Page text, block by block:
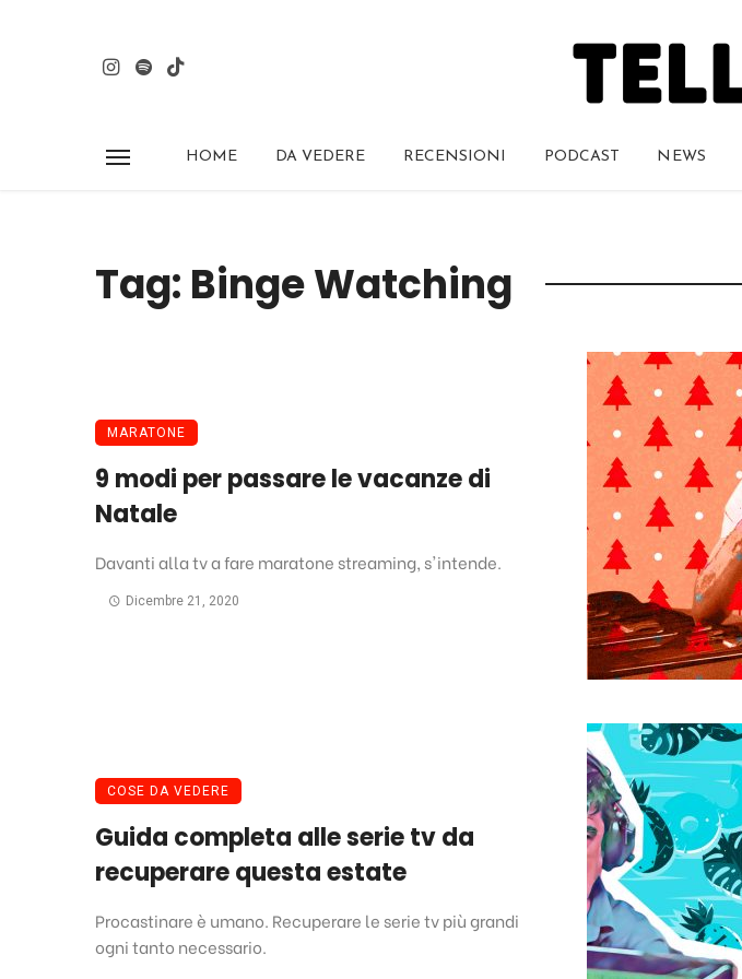
HOME DA VEDERE RECENSIONI PODCAST NEWS
Tag: Binge Watching
MARATONE
9 modi per passare le vacanze di
Natale
Davanti alla tv a fare maratone streaming, s'intende.
Dicembre 21, 2020
COSE DA VEDERE
Guida completa alle serie tv da
recuperare questa estate
Procastinare è umano. Recuperare le serie tv più grandi
ogni tanto necessario.